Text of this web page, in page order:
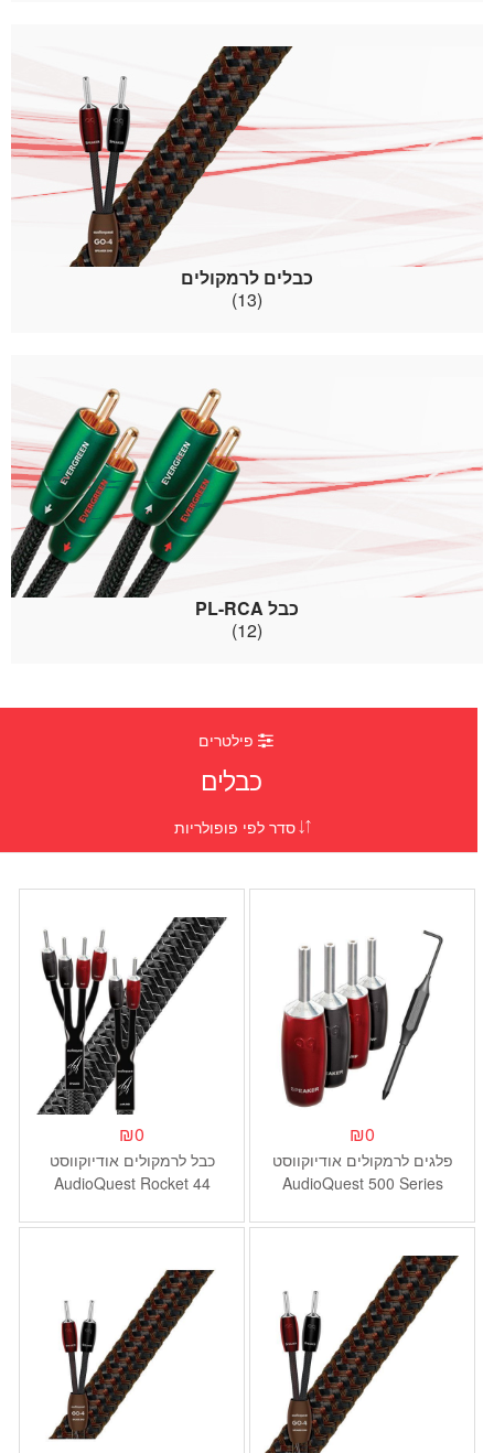
כבלים לרמקולים
(13)
כבל PL-RCA
(12)
פילטרים
כבלים
₪0
פלגים לרמקולים אודיוקווסט
AudioQuest 500 Series
₪0
כבל לרמקולים אודיוקווסט
AudioQuest Rocket 44
Cable With 500 Series